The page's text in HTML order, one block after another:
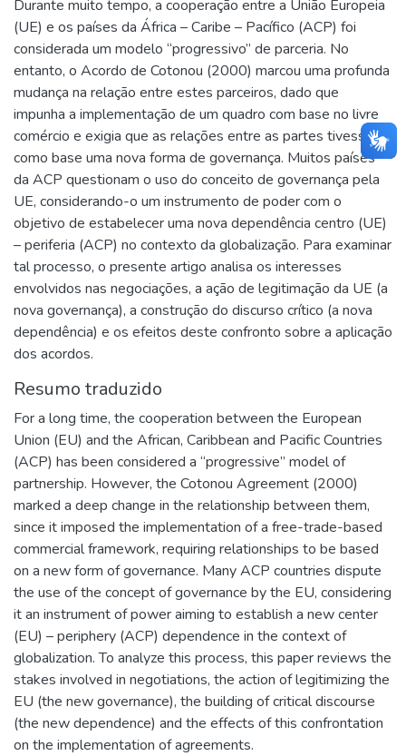
Durante muito tempo, a cooperação entre a União Europeia
(UE) e os países da África – Caribe – Pacífico (ACP) foi
considerada um modelo “progressivo” de parceria. No
entanto, o Acordo de Cotonou (2000) marcou uma profunda
mudança na relação entre estes parceiros, dado que
impunha a implementação de um quadro com base no livre
comércio e exigia que as relações entre as partes tivessem
como base uma nova forma de governança. Muitos países
da ACP questionam o uso do conceito de governança pela
UE, considerando-o um instrumento de poder com o
objetivo de estabelecer uma nova dependência centro (UE)
– periferia (ACP) no contexto da globalização. Para examinar
tal processo, o presente artigo analisa os interesses
envolvidos nas negociações, a ação de legitimação da UE (a
nova governança), a construção do discurso crítico (a nova
dependência) e os efeitos deste confronto sobre a aplicação
dos acordos.
Resumo traduzido
For a long time, the cooperation between the European
Union (EU) and the African, Caribbean and Pacific Countries
(ACP) has been considered a “progressive” model of
partnership. However, the Cotonou Agreement (2000)
marked a deep change in the relationship between them,
since it imposed the implementation of a free-trade-based
commercial framework, requiring relationships to be based
on a new form of governance. Many ACP countries dispute
the use of the concept of governance by the EU, considering
it an instrument of power aiming to establish a new center
(EU) – periphery (ACP) dependence in the context of
globalization. To analyze this process, this paper reviews the
stakes involved in negotiations, the action of legitimizing the
EU (the new governance), the building of critical discourse
(the new dependence) and the effects of this confrontation
on the implementation of agreements.